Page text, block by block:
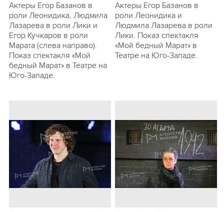
Актеры Егор Базанов в
роли Леонидика, Людмила
Лазарева в роли Лики и
Егор Кучкаров в роли
Марата (слева направо).
Показ спектакля «Мой
бедный Марат» в Театре на
Юго-Западе.
Актеры Егор Базанов в
роли Леонидика и
Людмила Лазарева в роли
Лики. Показ спектакля
«Мой бедный Марат» в
Театре на Юго-Западе.